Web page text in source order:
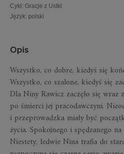
Cykl : Gracje z Ustki
Język: polski
Opis
Wszystko, co dobre, kiedyś się
Wszystko, co szalone, kiedyś się
Dla Niny Rawicz zaczęło się wraz
po śmierci jej pracodawczyni.
i przeprowadzka miały być
życia. Spokojnego i spędzanego
Niestety, ledwie Nina trafia do